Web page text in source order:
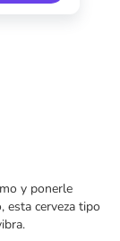
y ponerle
esta cerveza tipo